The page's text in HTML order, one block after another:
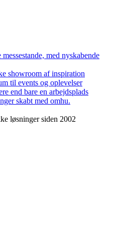
med nyskabende
showroom af inspiration
til events og oplevelser
end bare en arbejdsplads
skabt med omhu.
løsninger siden 2002